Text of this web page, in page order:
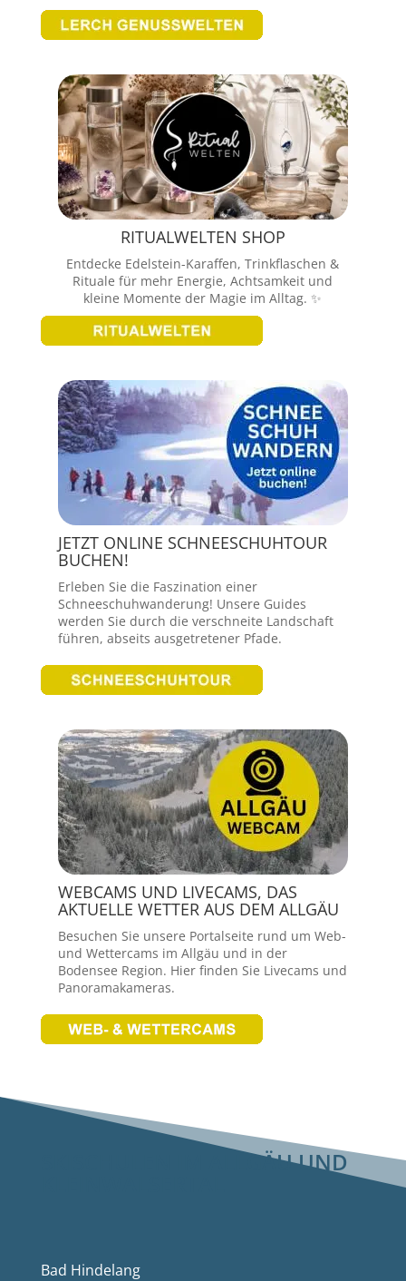
RITUALWELTEN SHOP
Entdecke Edelstein-Karaffen, Trinkflaschen &
Rituale für mehr Energie, Achtsamkeit und
kleine Momente der Magie im Alltag. ✨
JETZT ONLINE SCHNEESCHUHTOUR
BUCHEN!
Erleben Sie die Faszination einer
Schneeschuhwanderung! Unsere Guides
werden Sie durch die verschneite Landschaft
führen, abseits ausgetretener Pfade.
WEBCAMS UND LIVECAMS, DAS
AKTUELLE WETTER AUS DEM ALLGÄU
Besuchen Sie unsere Portalseite rund um Web-
und Wettercams im Allgäu und in der
Bodensee Region. Hier finden Sie Livecams und
Panoramakameras.
SKISCHULEN IM ALLGÄU UND
Bad Hindelang